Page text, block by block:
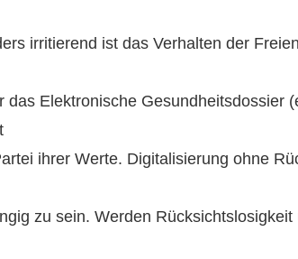
irritierend ist das Verhalten der
das Elektronische Gesundheitsdossier
ihrer Werte. Digitalisierung ohne
zu sein. Werden